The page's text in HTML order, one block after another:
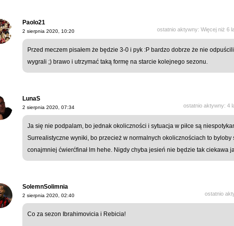
Paolo21
ostatnio aktywny: Więcej niż 6
2 sierpnia 2020, 10:20
Przed meczem pisałem że będzie 3-0 i pyk :P bardzo dobrze że nie
wygrali ;) brawo i utrzymać taką formę na starcie kolejnego sezonu.
LunaS
ostatnio aktywny: 4
2 sierpnia 2020, 07:34
Ja się nie podpalam, bo jednak okoliczności i sytuacja w piłce są
Surrealistyczne wyniki, bo przecież w normalnych okolicznościach to byloby
conajmniej ćwierćfinał lm hehe. Nigdy chyba jesień nie będzie tak ciekawa
SolemnSolimnia
ostatnio
2 sierpnia 2020, 02:40
Co za sezon Ibrahimovicia i Rebicia!